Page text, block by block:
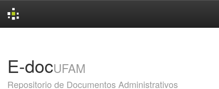
E-docUFAM
Repositorio de Documentos Administrativos